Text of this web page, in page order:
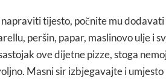
tijesto, počnite mu
peršin, papar, maslinovo ulje i
ove dijetne pizze, stoga
Masni sir izbjegavajte i